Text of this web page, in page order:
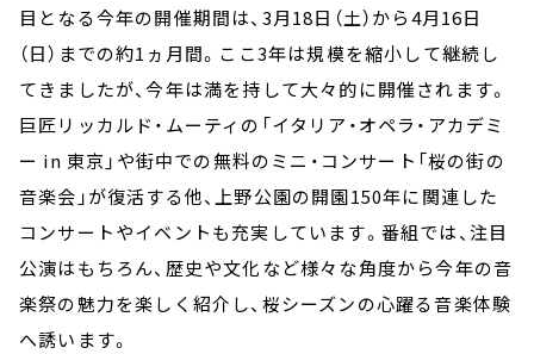
目となる今年の開催期間は、3月18日（土）から4月16日
（日）までの約1ヵ月間。ここ3年は規模を縮小して継続し
てきましたが、今年は満を持して大々的に開催されます。
巨匠リッカルド・ムーティの「イタリア・オペラ・アカデミ
ー in 東京」や街中での無料のミニ・コンサート「桜の街の
音楽会」が復活する他、上野公園の開園150年に関連した
コンサートやイベントも充実しています。番組では、注目
公演はもちろん、歴史や文化など様々な角度から今年の音
楽祭の魅力を楽しく紹介し、桜シーズンの心躍る音楽体験
へ誘います。